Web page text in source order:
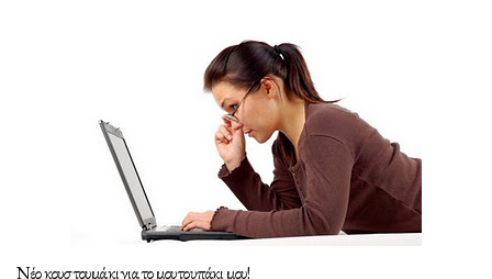
Νέο κουστουμάκι για το μουτουπάκι μου!